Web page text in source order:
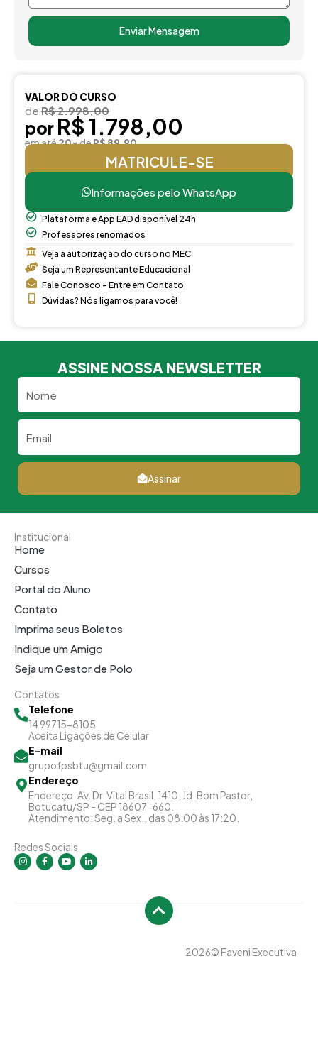
Enviar Mensagem
VALOR DO CURSO
de R$ 2.998,00
por R$ 1.798,00
em até20xdeR$ 89,90
MATRICULE-SE
Informações pelo WhatsApp
Plataforma e App EAD disponível 24h
Professores renomados
Veja a autorização do curso no MEC
Seja um Representante Educacional
Fale Conosco - Entre em Contato
Dúvidas? Nós ligamos para você!
ASSINE NOSSA NEWSLETTER
Assinar
Institucional
Home
Cursos
Portal do Aluno
Contato
Imprima seus Boletos
Indique um Amigo
Seja um Gestor de Polo
Contatos
Telefone
14 99715-8105
Aceita Ligações de Celular
E-mail
grupofpsbtu@gmail.com
Endereço
Endereço: Av. Dr. Vital Brasil, 1410, Jd. Bom Pastor,
Botucatu/SP - CEP 18607-660.
Atendimento: Seg. a Sex., das 08:00 às 17:20.
Redes Sociais
I
n
s
F
a
c
Y
o
u
L
i
n
2026© Faveni Executiva